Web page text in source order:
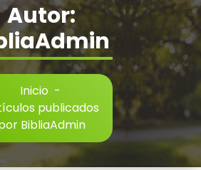
Autor:
Inicio-
publicados
BibliaAdmin